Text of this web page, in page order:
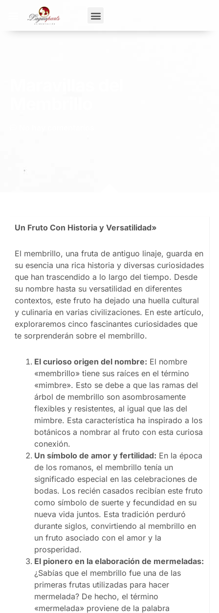
Un Fruto Con Historia y Versatilidad»
El membrillo, una fruta de antiguo linaje, guarda en
su esencia una rica historia y diversas curiosidades
que han trascendido a lo largo del tiempo. Desde
su nombre hasta su versatilidad en diferentes
contextos, este fruto ha dejado una huella cultural
y culinaria en varias civilizaciones. En este artículo,
exploraremos cinco fascinantes curiosidades que
te sorprenderán sobre el membrillo.
El curioso origen del nombre: El nombre
«membrillo» tiene sus raíces en el término
«mimbre». Esto se debe a que las ramas del
árbol de membrillo son asombrosamente
flexibles y resistentes, al igual que las del
mimbre. Esta característica ha inspirado a los
botánicos a nombrar al fruto con esta curiosa
conexión.
Un símbolo de amor y fertilidad: En la época
de los romanos, el membrillo tenía un
significado especial en las celebraciones de
bodas. Los recién casados recibían este fruto
como símbolo de suerte y fecundidad en su
nueva vida juntos. Esta tradición perduró
durante siglos, convirtiendo al membrillo en
un fruto asociado con el amor y la
prosperidad.
El pionero en la elaboración de mermeladas:
¿Sabías que el membrillo fue una de las
primeras frutas utilizadas para hacer
mermelada? De hecho, el término
«mermelada» proviene de la palabra